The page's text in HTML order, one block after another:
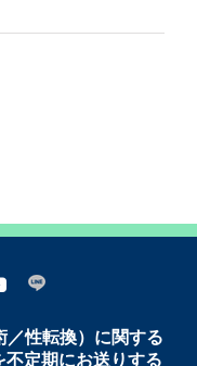
性転換）に関する
定期にお送りする